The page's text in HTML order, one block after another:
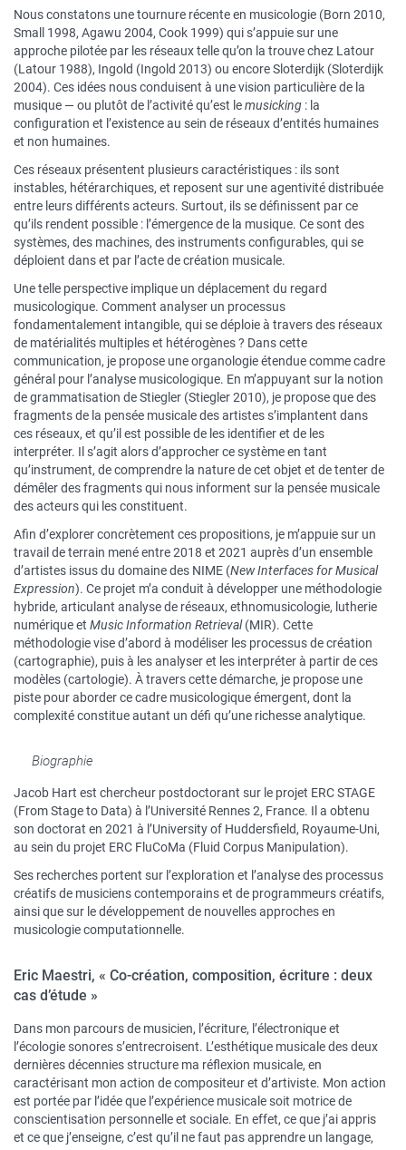
Nous constatons une tournure récente en musicologie (Born 2010,
Small 1998, Agawu 2004, Cook 1999) qui s’appuie sur une
approche pilotée par les réseaux telle qu’on la trouve chez Latour
(Latour 1988), Ingold (Ingold 2013) ou encore Sloterdijk (Sloterdijk
2004). Ces idées nous conduisent à une vision particulière de la
musique — ou plutôt de l’activité qu’est lemusicking : la
configuration et l’existence au sein de réseaux d’entités humaines
et non humaines.
Ces réseaux présentent plusieurs caractéristiques : ils sont
instables, hétérarchiques, et reposent sur une agentivité distribuée
entre leurs différents acteurs. Surtout, ils se définissent par ce
qu’ils rendent possible : l’émergence de la musique. Ce sont des
systèmes, des machines, des instruments configurables, qui se
déploient dans et par l’acte de création musicale.
Une telle perspective implique un déplacement du regard
musicologique. Comment analyser un processus
fondamentalement intangible, qui se déploie à travers des réseaux
de matérialités multiples et hétérogènes ? Dans cette
communication, je propose une organologie étendue comme cadre
général pour l’analyse musicologique. En m’appuyant sur la notion
de grammatisation de Stiegler (Stiegler 2010), je propose que des
fragments de la pensée musicale des artistes s’implantent dans
ces réseaux, et qu’il est possible de les identifier et de les
interpréter. Il s’agit alors d’approcher ce système en tant
qu’instrument, de comprendre la nature de cet objet et de tenter de
démêler des fragments qui nous informent sur la pensée musicale
des acteurs qui les constituent.
Afin d’explorer concrètement ces propositions, je m’appuie sur un
travail de terrain mené entre 2018 et 2021 auprès d’un ensemble
d’artistes issus du domaine des NIME (New Interfaces for Musical
Expression). Ce projet m’a conduit à développer une méthodologie
hybride, articulant analyse de réseaux, ethnomusicologie, lutherie
numérique et Music Information Retrieval(MIR). Cette
méthodologie vise d’abord à modéliser les processus de création
(cartographie), puis à les analyser et les interpréter à partir de ces
modèles (cartologie). À travers cette démarche, je propose une
piste pour aborder ce cadre musicologique émergent, dont la
complexité constitue autant un défi qu’une richesse analytique.
Biographie
Jacob Hart est chercheur postdoctorant sur le projet ERC STAGE
(From Stage to Data) à l’Université Rennes 2, France. Il a obtenu
son doctorat en 2021 à l’University of Huddersfield, Royaume-Uni,
au sein du projet ERC FluCoMa (Fluid Corpus Manipulation).
Ses recherches portent sur l’exploration et l’analyse des processus
créatifs de musiciens contemporains et de programmeurs créatifs,
ainsi que sur le développement de nouvelles approches en
musicologie computationnelle.
Eric Maestri, « Co-création, composition, écriture : deux
cas d’étude »
Dans mon parcours de musicien, l’écriture, l’électronique et
l’écologie sonores s’entrecroisent. L’esthétique musicale des deux
dernières décennies structure ma réflexion musicale, en
caractérisant mon action de compositeur et d’artiviste. Mon action
est portée par l’idée que l’expérience musicale soit motrice de
conscientisation personnelle et sociale. En effet, ce que j’ai appris
et ce que j’enseigne, c’est qu’il ne faut pas apprendre un langage,